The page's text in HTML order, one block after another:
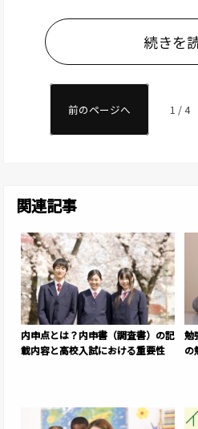
続きを
前のページへ 1 / 4
関連記事
内申点とは？内申書（調査書）の記
載内容と高校入試における重要性
勉
の